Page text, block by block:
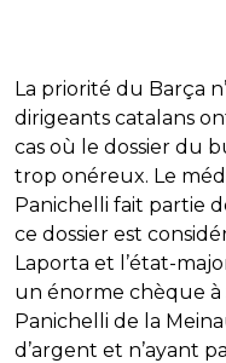
La priorité du Barça
dirigeants catalans
cas où le dossier du
trop onéreux. Le
Panichelli fait partie
ce dossier est
Laporta et l’état-
un énorme chèque
Panichelli de la
d’argent et n’ayant